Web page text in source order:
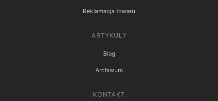
Reklamacja towaru
ARTYKUŁY
Blog
Archiwum
KONTAKT